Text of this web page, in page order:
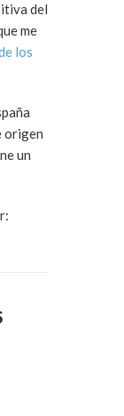
del
me
los
origen
un